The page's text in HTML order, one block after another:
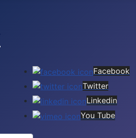
Facebook
Twitter
Linkedin
You Tube